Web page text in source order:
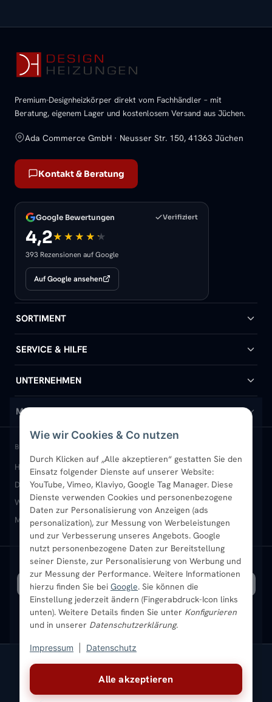
Alle akzeptieren
Wie wir Cookies & Co nutzen
Durch Klicken auf „Alle akzeptieren“ gestatten Sie den
Einsatz folgender Dienste auf unserer Website:
YouTube, Vimeo, Klaviyo, Google Tag Manager. Diese
Dienste verwenden Cookies und personenbezogene
Daten zur Personalisierung von Anzeigen (ads
personalization), zur Messung von Werbeleistungen
und zur Verbesserung unseres Angebots. Google
nutzt personenbezogene Daten zur Bereitstellung
seiner Dienste, zur Personalisierung von Werbung und
zur Messung der Performance. Weitere Informationen
hierzu finden Sie bei Google. Sie können die
Einstellung jederzeit ändern (Fingerabdruck-Icon links
unten). Weitere Details finden Sie unter Konfigurieren
und in unserer Datenschutzerklärung.
Impressum Datenschutz
Premium-Designheizkörper direkt vom Fachhändler – mit
Beratung, eigenem Lager und kostenlosem Versand aus Jüchen.
Ada Commerce GmbH · Neusser Str. 150, 41363 Jüchen
Kontakt & Beratung
Google Bewertungen Verifiziert
4,2
393 Rezensionen auf Google
Auf Google ansehen
SORTIMENT
Badheizkörper
Handtuchheizkörper
Design-Heizkörper
Paneelheizkörper
Vertikal-Heizkörper
Heizkörper-Zubehör
SERVICE & HILFE
Hilfe & Kontakt
Versand & Lieferung
Rückgabe & Widerruf
Garantie & Gewährleistung
Montageservice vor Ort
Sendung verfolgen
UNTERNEHMEN
Wir über uns
Standort & Abholung Jüchen
B2B-Kunden
Karriere
Ratgeber
Bestpreisgarantie
MEIN KONTO
Anmelden / Mein Konto
Merkliste
Newsletter
Aktuelle Angebote
BELIEBTE KATEGORIEN
Heizkörper kaufen Badheizkörper
Handtuchheizkörper
Design-HeizkörperPaneelheizkörperVertikal-Heizkörper
Wandheizkörper Wohnraum-Heizkörper Badheizkörper Schwarz
Mischbetrieb-HeizkörperHeizkörper-ZubehörAktuelle Angebote
SICHERE ZAHLUNG VERSAND MIT
© 2026 Ada Commerce GmbH
* Alle Preise inkl. gesetzlicher USt. |Kostenloser Versand